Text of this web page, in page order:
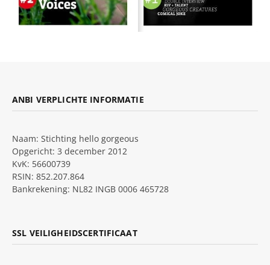
ANBI VERPLICHTE INFORMATIE
Naam: Stichting hello gorgeous
Opgericht: 3 december 2012
KvK: 56600739
RSIN: 852.207.864
Bankrekening: NL82 INGB 0006 465728
SSL VEILIGHEIDSCERTIFICAAT